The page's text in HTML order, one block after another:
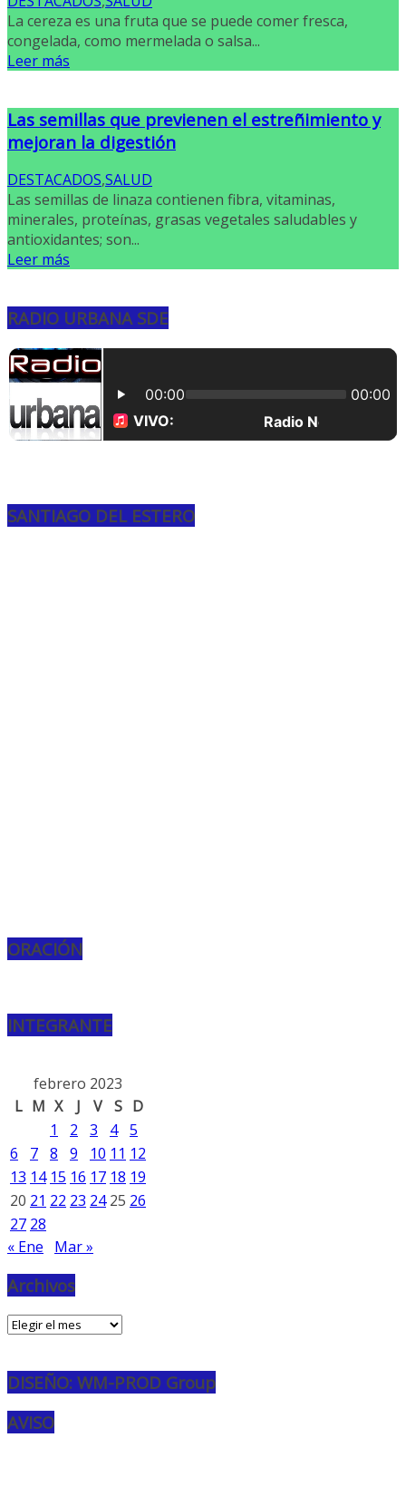
La cereza es una fruta que se puede comer fresca,
congelada, como mermelada o salsa...
Leer más
Las semillas que previenen el estreñimiento y
mejoran la digestión
DESTACADOS,SALUD
Las semillas de linaza contienen fibra, vitaminas,
minerales, proteínas, grasas vegetales saludables y
antioxidantes; son...
Leer más
RADIO URBANA SDE
SANTIAGO DEL ESTERO
ORACIÓN
INTEGRANTE
febrero 2023
L M X J V S D
1
2 3 4 5
6
7 8 9 10 11 12
13 14 15 16 17 18 19
20 21 22 23 24 25 26
27 28
« Ene
Mar »
Archivos
Archivos
DISEÑO: WM-PROD Group
AVISO